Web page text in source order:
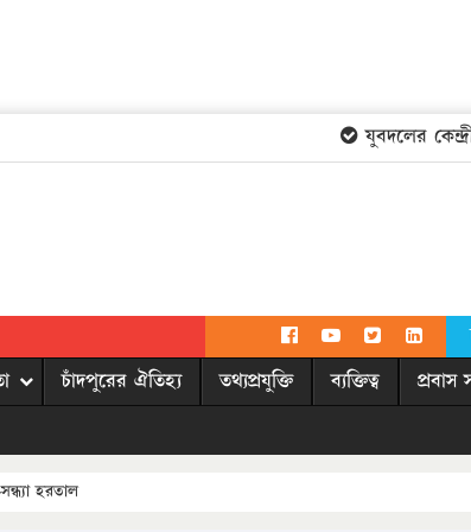
যুবদলের কেন্দ্রীয়
চাঁদপুরের ঐতিহ্য তথ্যপ্রযুক্তি ব্যক্তিত্ব প্রবাস
হরতাল